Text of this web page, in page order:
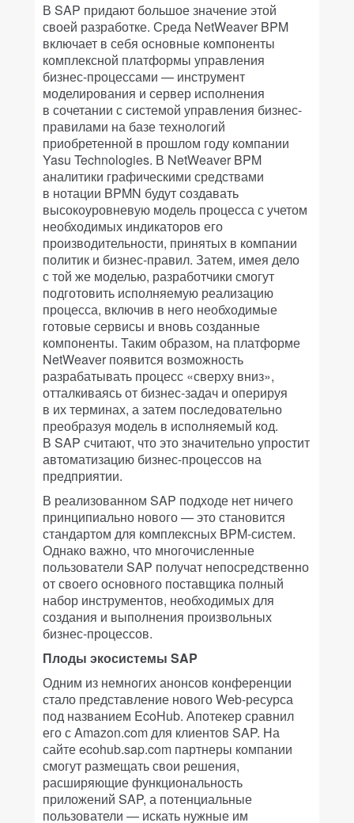
В SAP придают большое значение этой
своей разработке. Среда NetWeaver BPM
включает в себя основные компоненты
комплексной платформы управления
бизнес-процессами — инструмент
моделирования и сервер исполнения
в сочетании с системой управления бизнес-
правилами на базе технологий
приобретенной в прошлом году компании
Yasu Technologies. В NetWeaver BPM
аналитики графическими средствами
в нотации BPMN будут создавать
высокоуровневую модель процесса с учетом
необходимых индикаторов его
производительности, принятых в компании
политик и бизнес-правил. Затем, имея дело
с той же моделью, разработчики смогут
подготовить исполняемую реализацию
процесса, включив в него необходимые
готовые сервисы и вновь созданные
компоненты. Таким образом, на платформе
NetWeaver появится возможность
разрабатывать процесс «сверху вниз»,
отталкиваясь от бизнес-задач и оперируя
в их терминах, а затем последовательно
преобразуя модель в исполняемый код.
В SAP считают, что это значительно упростит
автоматизацию бизнес-процессов на
предприятии.
В реализованном SAP подходе нет ничего
принципиально нового — это становится
стандартом для комплексных BPM-систем.
Однако важно, что многочисленные
пользователи SAP получат непосредственно
от своего основного поставщика полный
набор инструментов, необходимых для
создания и выполнения произвольных
бизнес-процессов.
Плоды экосистемы SAP
Одним из немногих анонсов конференции
стало представление нового Web-ресурса
под названием EcoHub. Апотекер сравнил
его с Amazon.com для клиентов SAP. На
сайте ecohub.sap.com партнеры компании
смогут размещать свои решения,
расширяющие функциональность
приложений SAP, а потенциальные
пользователи — искать нужные им